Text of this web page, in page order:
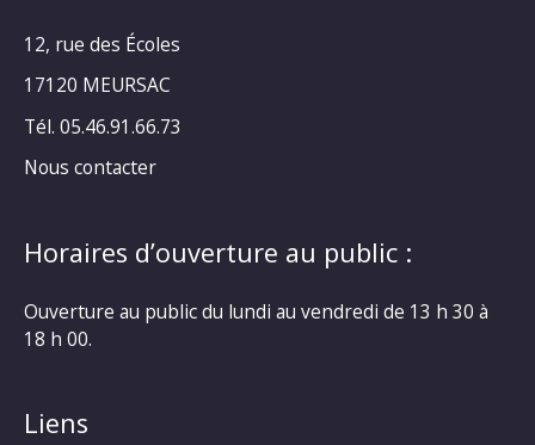
12, rue des Écoles
17120 MEURSAC
Tél. 05.46.91.66.73
Nous contacter
Horaires d’ouverture au public :
Ouverture au public du lundi au vendredi de 13 h 30 à
18 h 00.
Liens